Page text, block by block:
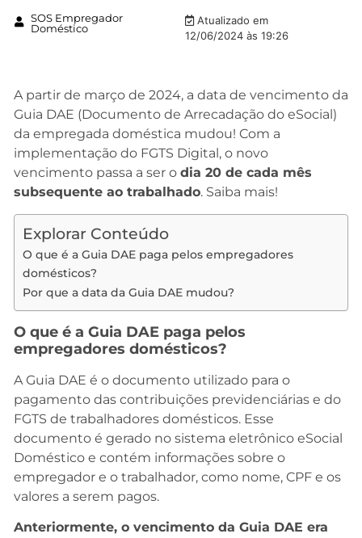
SOS Empregador
Doméstico
Atualizado em
12/06/2024 às 19:26
A partir de março de 2024, a data de vencimento da
Guia DAE (Documento de Arrecadação do eSocial)
da empregada doméstica mudou! Com a
implementação do FGTS Digital, o novo
vencimento passa a ser o dia 20 de cada mês
subsequente ao trabalhado. Saiba mais!
Explorar Conteúdo
O que é a Guia DAE paga pelos empregadores
domésticos?
Por que a data da Guia DAE mudou?
O que é a Guia DAE paga pelos
empregadores domésticos?
A Guia DAE é o documento utilizado para o
pagamento das contribuições previdenciárias e do
FGTS de trabalhadores domésticos. Esse
documento é gerado no sistema eletrônico eSocial
Doméstico e contém informações sobre o
empregador e o trabalhador, como nome, CPF e os
valores a serem pagos.
Anteriormente, o vencimento da Guia DAE era